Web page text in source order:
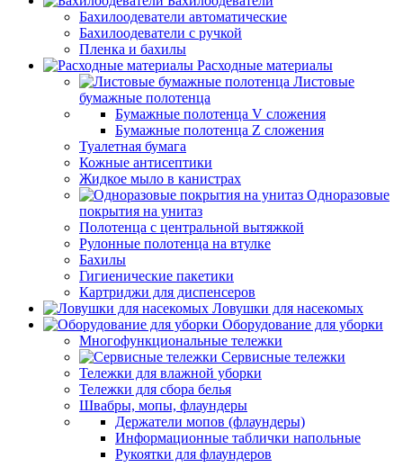
Бахилоодеватели автоматические
Бахилоодеватели с ручкой
Пленка и бахилы
Расходные материалы
Листовые
бумажные полотенца
Бумажные полотенца V сложения
Бумажные полотенца Z сложения
Туалетная бумага
Кожные антисептики
Жидкое мыло в канистрах
Одноразовые
покрытия на унитаз
Полотенца с центральной вытяжкой
Рулонные полотенца на втулке
Бахилы
Гигиенические пакетики
Картриджи для диспенсеров
Ловушки для насекомых
Оборудование для уборки
Многофункциональные тележки
Сервисные тележки
Тележки для влажной уборки
Тележки для сбора белья
Швабры, мопы, флаундеры
Держатели мопов (флаундеры)
Информационные таблички напольные
Рукоятки для флаундеров